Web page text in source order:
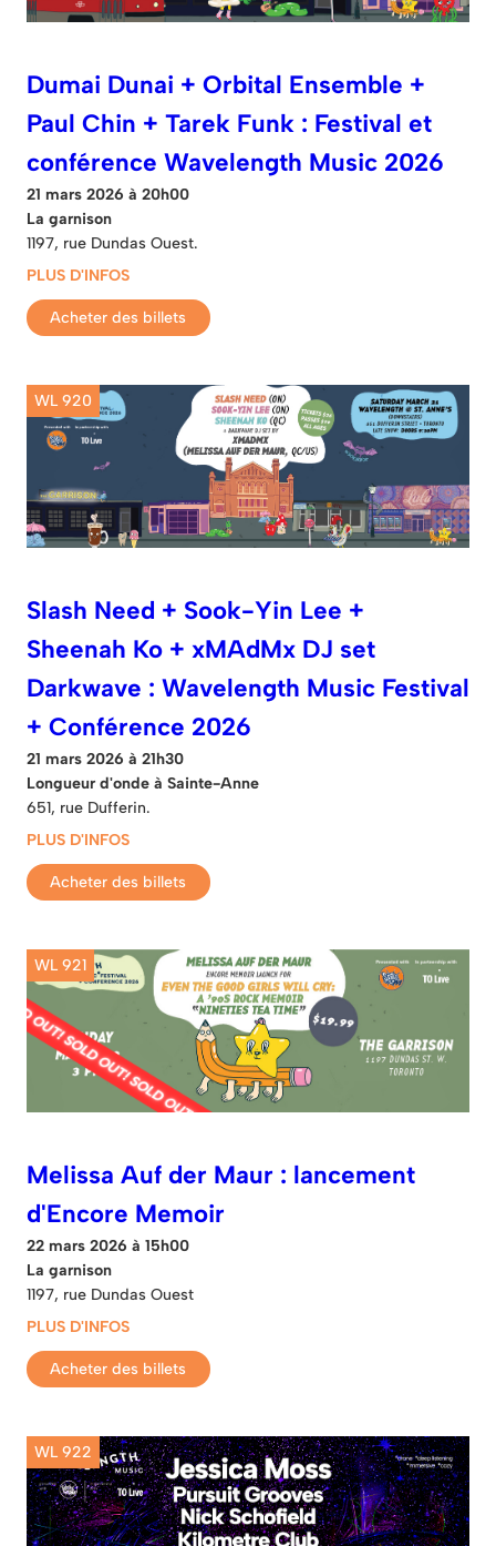
Dumai Dunai + Orbital Ensemble +
Paul Chin + Tarek Funk : Festival et
conférence Wavelength Music 2026
21 mars 2026 à 20h00
La garnison
1197, rue Dundas Ouest.
PLUS D'INFOS
Acheter des billets
WL 920
Slash Need + Sook-Yin Lee +
Sheenah Ko + xMAdMx DJ set
Darkwave : Wavelength Music Festival
+ Conférence 2026
21 mars 2026 à 21h30
Longueur d'onde à Sainte-Anne
651, rue Dufferin.
PLUS D'INFOS
Acheter des billets
WL 921
Melissa Auf der Maur : lancement
d'Encore Memoir
22 mars 2026 à 15h00
La garnison
1197, rue Dundas Ouest
PLUS D'INFOS
Acheter des billets
WL 922